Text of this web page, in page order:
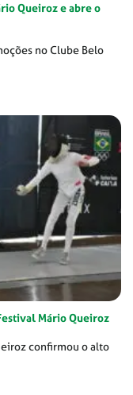
Queiroz e abre o
no Clube Belo
Mário Queiroz
confirmou o alto